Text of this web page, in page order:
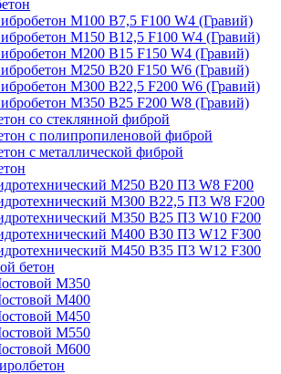
М100 B7,5 F100 W4 (Гравий)
М150 B12,5 F100 W4 (Гравий)
М200 B15 F150 W4 (Гравий)
М250 B20 F150 W6 (Гравий)
М300 B22,5 F200 W6 (Гравий)
М350 B25 F200 W8 (Гравий)
со стеклянной фиброй
с полипропиленовой фиброй
с металлической фиброй
М250 B20 П3 W8 F200
М300 B22,5 П3 W8 F200
М350 B25 П3 W10 F200
М400 B30 П3 W12 F300
М450 B35 П3 W12 F300
бетон
М350
М400
М450
М550
М600